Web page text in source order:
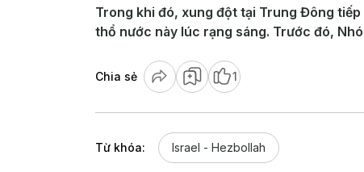
Trong khi đó, xung đột tại Trung Đông
thổ nước này lúc rạng sáng. Trước đó,
Chia sẻ 1
Từ khóa: Israel - Hezbollah